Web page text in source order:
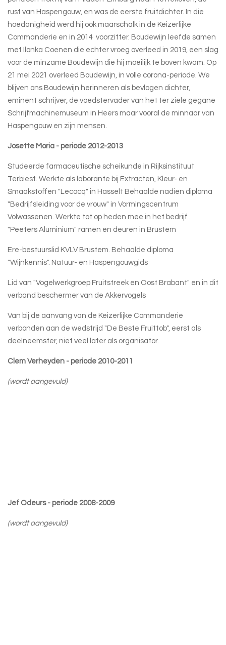
rust van Haspengouw, en was de eerste fruitdichter. In die
hoedanigheid werd hij ook maarschalk in de Keizerlijke
Commanderie en in 2014 voorzitter. Boudewijn leefde samen
met Ilonka Coenen die echter vroeg overleed in 2019, een slag
voor de minzame Boudewijn die hij moeilijk te boven kwam. Op
21 mei 2021 overleed Boudewijn, in volle corona-periode. We
blijven ons Boudewijn herinneren als bevlogen dichter,
eminent schrijver, de voedstervader van het ter ziele gegane
Schrijfmachinemuseum in Heers maar vooral de minnaar van
Haspengouw en zijn mensen.
Josette Moria - periode 2012-2013
Studeerde farmaceutische scheikunde in Rijksinstituut
Terbiest. Werkte als laborante bij Extracten, Kleur- en
Smaakstoffen "Lecocq" in Hasselt Behaalde nadien diploma
"Bedrijfsleiding voor de vrouw" in Vormingscentrum
Volwassenen. Werkte tot op heden mee in het bedrijf
"Peeters Aluminium" ramen en deuren in Brustem
Ere-bestuurslid KVLV Brustem. Behaalde diploma
"Wijnkennis". Natuur- en Haspengouwgids
Lid van "Vogelwerkgroep Fruitstreek en Oost Brabant" en in dit
verband beschermer van de Akkervogels
Van bij de aanvang van de Keizerlijke Commanderie
verbonden aan de wedstrijd "De Beste Fruittob", eerst als
deelneemster, niet veel later als organisator.
Clem Verheyden - periode 2010-2011
(wordt aangevuld)
Jef Odeurs - periode 2008-2009
(wordt aangevuld)